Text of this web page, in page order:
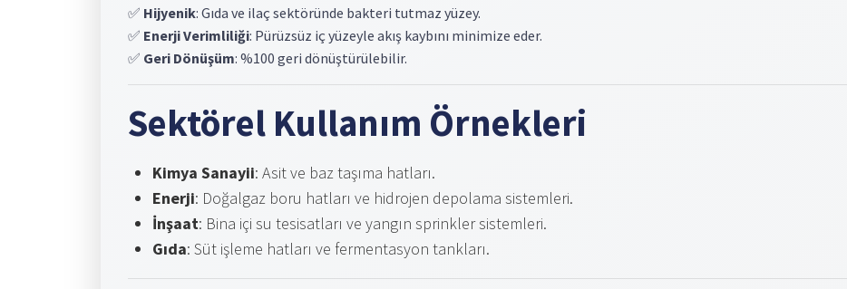
✅ Hijyenik: Gıda ve ilaç sektöründe bakteri tutmaz yüzey.
✅ Enerji Verimliliği: Pürüzsüz iç yüzeyle akış kaybını minimize eder.
✅ Geri Dönüşüm: %100 geri dönüştürülebilir.
Sektörel Kullanım Örnekleri
Kimya Sanayii: Asit ve baz taşıma hatları.
Enerji: Doğalgaz boru hatları ve hidrojen depolama sistemleri.
İnşaat: Bina içi su tesisatları ve yangın sprinkler sistemleri.
Gıda: Süt işleme hatları ve fermentasyon tankları.